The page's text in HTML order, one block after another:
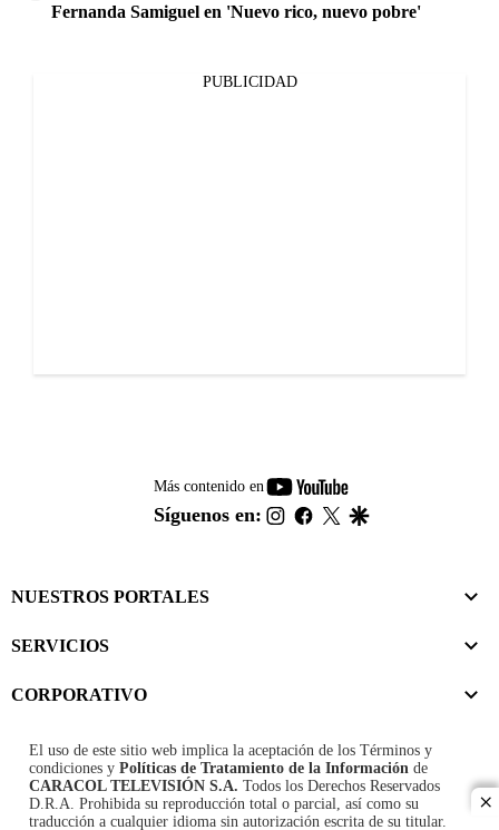
Fernanda Samiguel en 'Nuevo rico, nuevo pobre'
PUBLICIDAD
Más contenido en
youtube-
footer
Síguenos en: instagram
facebook
twitter
NUESTROS PORTALES
SERVICIOS
CORPORATIVO
El uso de este sitio web implica la aceptación de los Términos y
condiciones y Políticas de Tratamiento de la Información de
CARACOL TELEVISIÓN S.A. Todos los Derechos Reservados
D.R.A. Prohibida su reproducción total o parcial, así como su
traducción a cualquier idioma sin autorización escrita de su titular.